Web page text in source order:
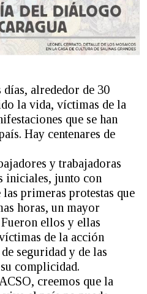
alrededor de 30
la vida, víctimas de la
que se han
Hay centenares de
y trabajadoras
iniciales, junto con
primeras protestas que
horas, un mayor
ellos y ellas
de la acción
seguridad y de las
complicidad.
creemos que la